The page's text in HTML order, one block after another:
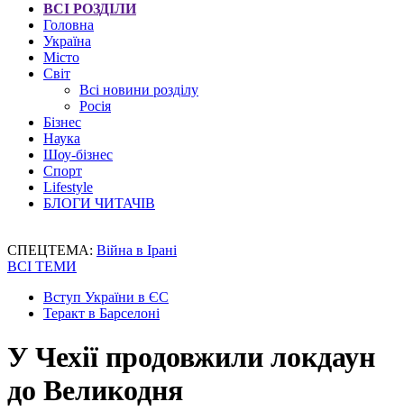
ВСІ РОЗДІЛИ
Головна
Україна
Місто
Світ
Всі новини розділу
Росія
Бізнес
Наука
Шоу-бізнес
Спорт
Lifestyle
БЛОГИ ЧИТАЧІВ
СПЕЦТЕМА: Війна в Ірані
ВСІ ТЕМИ
Вступ України в ЄС
Теракт в Барселоні
У Чехії продовжили локдаун
до Великодня